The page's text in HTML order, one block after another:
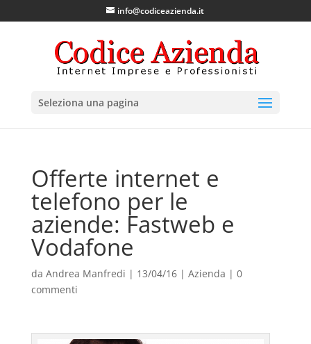
info@codiceazienda.it
Seleziona una pagina
Offerte internet e
telefono per le
aziende: Fastweb e
Vodafone
da Andrea Manfredi | 13/04/16| Azienda | 0
commenti